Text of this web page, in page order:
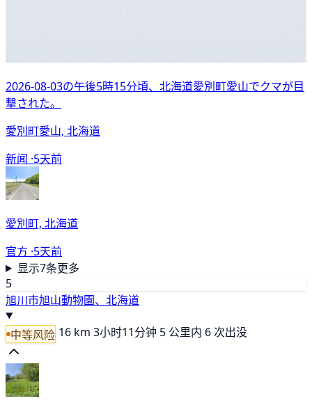
2026-08-03の午後5時15分頃、北海道愛別町愛山でクマが目
撃された。
愛別町愛山, 北海道
新闻 ·5天前
愛別町, 北海道
官方 ·5天前
显示7条更多
5
旭川市旭山動物園、北海道
中等风险 16 km 3小时11分钟 5 公里内 6 次出没